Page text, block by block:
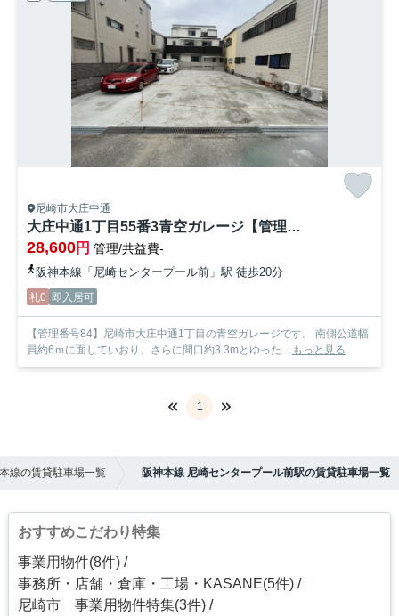
尼崎市大庄中通
大庄中通1丁目55番3青空ガレージ【管理番号84】
28,600円 管理/共益費-
阪神本線「尼崎センタープール前」駅 徒歩20分
礼0 即入居可
【管理番号84】尼崎市大庄中通1丁目の青空ガレージです。 南側公道幅
員約6ｍに面していおり、さらに間口約3.3mとゆった... もっと見る
1
線の賃貸駐車場一覧 阪神本線 尼崎センタープール前駅の賃貸駐車場一覧
おすすめこだわり特集
事業用物件(8件)
事務所・店舗・倉庫・工場・KASANE(5件)
尼崎市 事業用物件特集(3件)